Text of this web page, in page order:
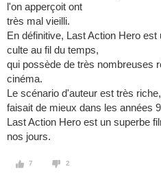
l'on apperçoit ont
très mal vieilli.
En définitive, Last Action Hero
culte au fil du temps,
qui possède de très nombreuses
cinéma.
Le scénario d'auteur est très
faisait de mieux dans les années
Last Action Hero est un superbe
nos jours.
7 2